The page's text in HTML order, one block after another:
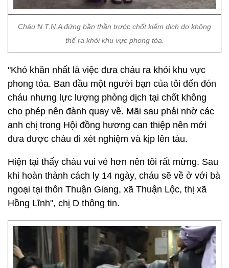
Cháu N.T.N.A đứng bần thần trước chốt kiểm dịch do không
thể ra khỏi khu vực phong tỏa.
"Khó khăn nhất là việc đưa cháu ra khỏi khu vực
phong tỏa. Ban đầu một người bạn của tôi đến đón
cháu nhưng lực lượng phòng dịch tại chốt không
cho phép nên đành quay về. Mãi sau phải nhờ các
anh chị trong Hội đồng hương can thiệp nên mới
đưa được cháu đi xét nghiệm và kịp lên tàu.
Hiện tại thấy cháu vui vẻ hơn nên tôi rất mừng. Sau
khi hoàn thành cách ly 14 ngày, cháu sẽ về ở với bà
ngoại tại thôn Thuận Giang, xã Thuận Lộc, thị xã
Hồng Lĩnh", chị D thông tin.